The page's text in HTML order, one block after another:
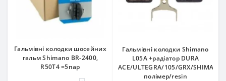
Гальмівні колодки шосейних
гальм Shimano BR-2400,
R50T4 =5пар
Гальмівні колодки Shimano
L05A +радіатор DURA
ACE/ULTEGRA/105/GRX/SHIMANO,
полімер/resin